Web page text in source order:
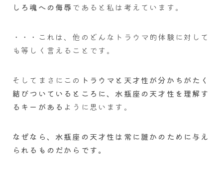
しろ魂への侮辱であると私は考えています。
・・・これは、他のどんなトラウマ的体験に対して
も等しく言えることです。
そしてまさにこの トラウマと天才性が分かちがたく
結びついているところに、水瓶座の天才性を理解す
るキーがある ように思います。
なぜなら、水瓶座の天才性は常に誰かのために与え
られるものだからです。